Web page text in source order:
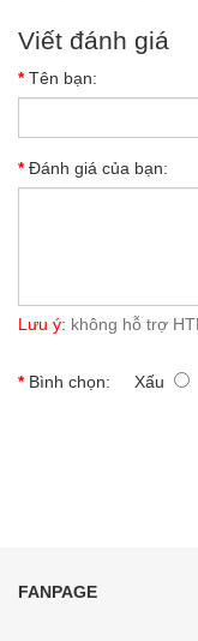
Viết đánh giá
Tên bạn:
Đánh giá của bạn:
Lưu ý: không hỗ trợ
Bình chọn: Xấu
FANPAGE